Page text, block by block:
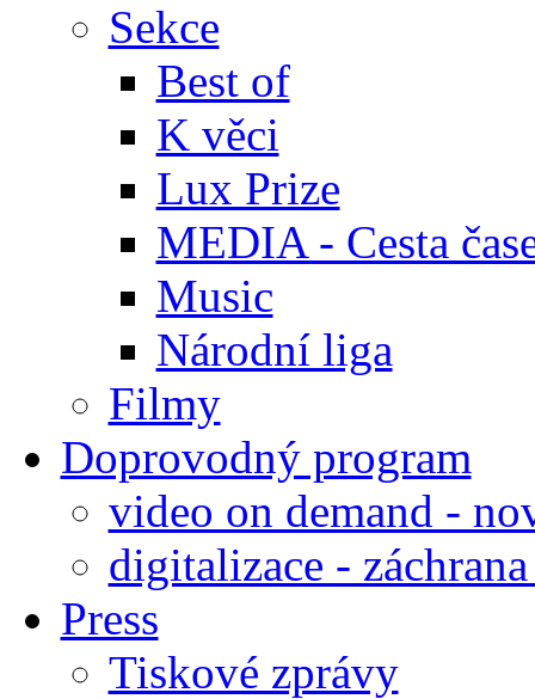
Sekce
Best of
K věci
Lux Prize
MEDIA - Cesta
Music
Národní liga
Filmy
Doprovodný program
video on demand -
digitalizace -
Press
Tiskové zprávy